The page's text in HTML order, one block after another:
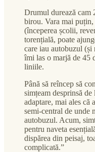
Drumul durează cam
birou. Vara mai
(începerea școlii,
torențială, poate
care iau autobuzul (și
îmi las o marjă de 45
liniile.
Până să reîncep să
simțeam desprinsă
adaptare, mai ales
semi-central de unde
autobuzul. Acum,
pentru naveta
dispărea din peisaj,
complicată.”